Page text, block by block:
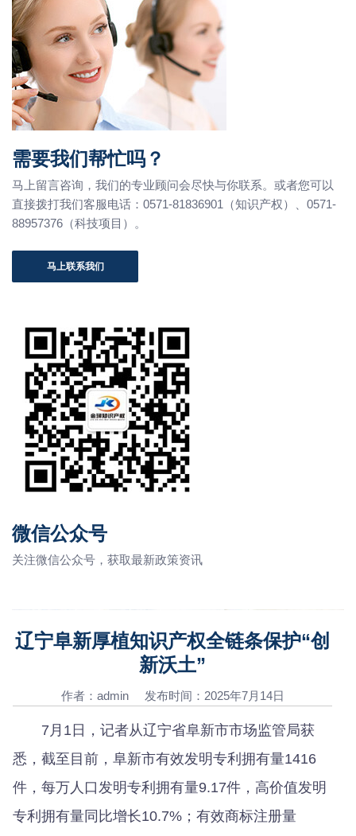
需要我们帮忙吗？
马上留言咨询，我们的专业顾问会尽快与你联系。或者您可以
直接拨打我们客服电话：0571-81836901（知识产权）、0571-
88957376（科技项目）。
马上联系我们
微信公众号
关注微信公众号，获取最新政策资讯
辽宁阜新厚植知识产权全链条保护“创
新沃土”
作者：admin 发布时间：2025年7月14日
7月1日，记者从辽宁省阜新市市场监管局获
悉，截至目前，阜新市有效发明专利拥有量1416
件，每万人口发明专利拥有量9.17件，高价值发明
专利拥有量同比增长10.7%；有效商标注册量